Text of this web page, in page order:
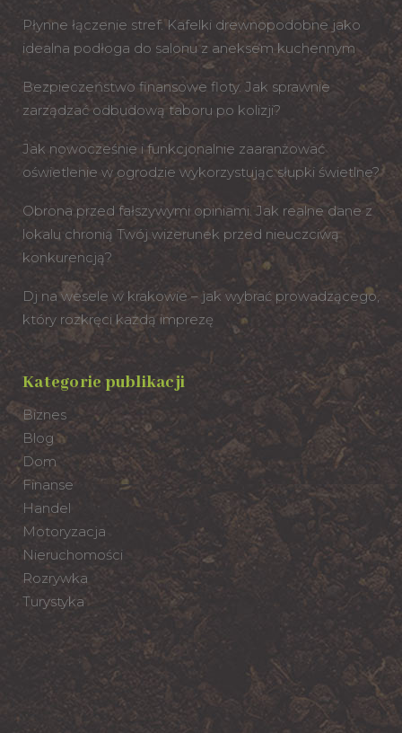
Płynne łączenie stref: Kafelki drewnopodobne jako
idealna podłoga do salonu z aneksem kuchennym
Bezpieczeństwo finansowe floty. Jak sprawnie
zarządzać odbudową taboru po kolizji?
Jak nowocześnie i funkcjonalnie zaaranżować
oświetlenie w ogrodzie wykorzystując słupki świetlne?
Obrona przed fałszywymi opiniami. Jak realne dane z
lokalu chronią Twój wizerunek przed nieuczciwą
konkurencją?
Dj na wesele w krakowie – jak wybrać prowadzącego,
który rozkręci każdą imprezę
Kategorie publikacji
Biznes
Blog
Dom
Finanse
Handel
Motoryzacja
Nieruchomości
Rozrywka
Turystyka